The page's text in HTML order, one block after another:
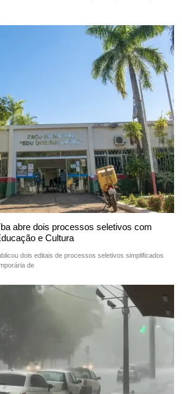
abre dois processos seletivos com
e Cultura
dois editais de processos seletivos simplificados
de